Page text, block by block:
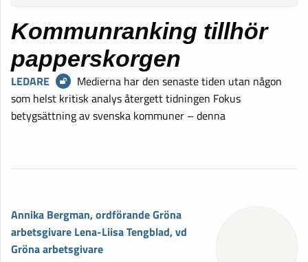
Kommunranking tillhör
papperskorgen
LEDARE
Medierna har den senaste tiden utan någon
som helst kritisk analys återgett tidningen Fokus
betygsättning av svenska kommuner – denna
Annika Bergman, ordförande Gröna
arbetsgivare Lena-Liisa Tengblad, vd
Gröna arbetsgivare